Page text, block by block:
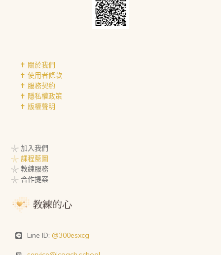
✝︎ 關於我們
✝︎ 使用者條款
✝︎ 服務契約
✝︎ 隱私權政策
✝︎ 版權聲明
𓇼 加入我們
𓇼 課程藍圖
𓇼 教練服務
𓇼 合作提案
Line ID: @300esxcg